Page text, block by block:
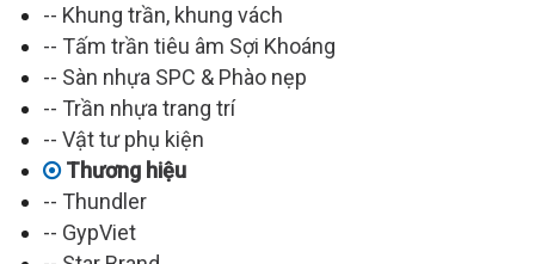
-- Khung trần, khung vách
-- Tấm trần tiêu âm Sợi Khoáng
-- Sàn nhựa SPC & Phào nẹp
-- Trần nhựa trang trí
-- Vật tư phụ kiện
Thương hiệu
-- Thundler
-- GypViet